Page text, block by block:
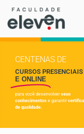
CENTENAS DE
CURSOS PRESENCIAIS
E ONLINE
para você desenvolver seus
conhecimentos e garantir
de qualidade.